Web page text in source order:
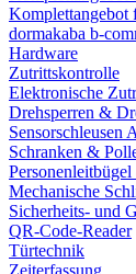
Komplettangebot
dormakaba b-
Hardware
Zutrittskontrolle
Elektronische
Drehsperren &
Sensorschleusen
Schranken &
Personenleitbügel
Mechanische
Sicherheits- und
QR-Code-Reader
Türtechnik